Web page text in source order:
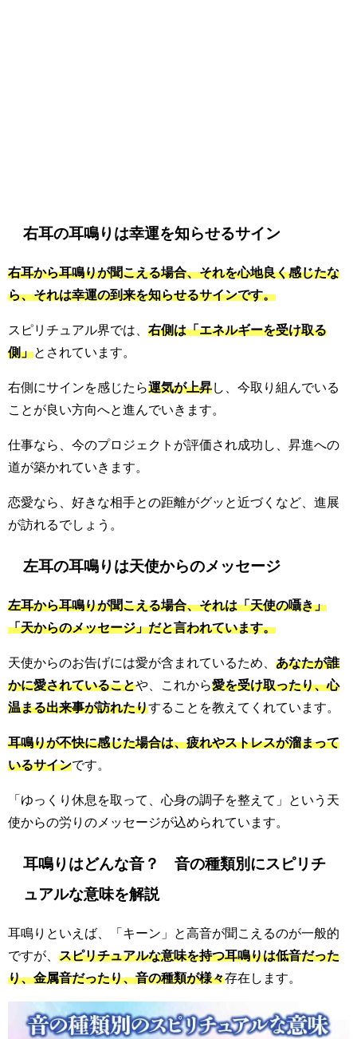
右耳の耳鳴りは幸運を知らせるサイン
右耳から耳鳴りが聞こえる場合、それを心地良く感じたな
ら、それは幸運の到来を知らせるサインです。
スピリチュアル界では、 右側は「エネルギーを受け取る
側」とされています。
右側にサインを感じたら運気が上昇し、今取り組んでいる
ことが良い方向へと進んでいきます。
仕事なら、今のプロジェクトが評価され成功し、昇進への
道が築かれていきます。
恋愛なら、好きな相手との距離がグッと近づくなど、進展
が訪れるでしょう。
左耳の耳鳴りは天使からのメッセージ
左耳から耳鳴りが聞こえる場合、それは「天使の囁き」
「天からのメッセージ」だと言われています。
天使からのお告げには愛が含まれているため、 あなたが誰
かに愛されていることや、これから愛を受け取ったり、心
温まる出来事が訪れたりすることを教えてくれています。
耳鳴りが不快に感じた場合は、疲れやストレスが溜まって
いるサインです。
「ゆっくり休息を取って、心身の調子を整えて」という天
使からの労りのメッセージが込められています。
耳鳴りはどんな音？ 音の種類別にスピリチ
ュアルな意味を解説
耳鳴りといえば、「キーン」と高音が聞こえるのが一般的
ですが、 スピリチュアルな意味を持つ耳鳴りは低音だった
り、金属音だったり、音の種類が様々存在します。